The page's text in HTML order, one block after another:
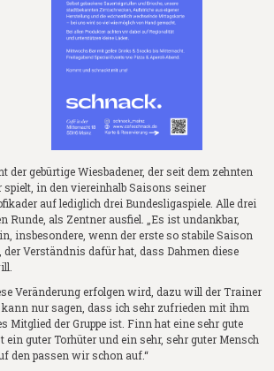
der gebürtige Wiesbadener, der seit dem zehnten
spielt, in den viereinhalb Saisons seiner
auf lediglich drei Bundesligaspiele. Alle drei
Runde, als Zentner ausfiel. „Es ist undankbar,
insbesondere, wenn der erste so stabile Saison
der Verständnis dafür hat, dass Dahmen diese
Veränderung erfolgen wird, dazu will der Trainer
kann nur sagen, dass ich sehr zufrieden mit ihm
Mitglied der Gruppe ist. Finn hat eine sehr gute
guter Torhüter und ein sehr, sehr guter Mensch
den passen wir schon auf.“